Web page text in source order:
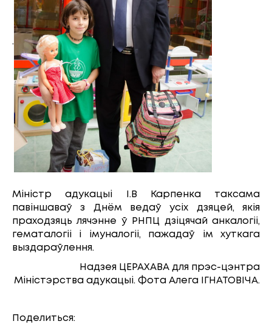
.
Міністр адукацыі І.В Карпенка таксама
павіншаваў з Днём ведаў усіх дзяцей, якія
праходзяць лячэнне ў РНПЦ дзіцячай анкалогіі,
гематалогіі і імуналогіі, пажадаў ім хуткага
выздараўлення.
Надзея ЦЕРАХАВА для прэс-цэнтра
Міністэрства адукацыі. Фота Алега ІГНАТОВІЧА.
Поделиться: